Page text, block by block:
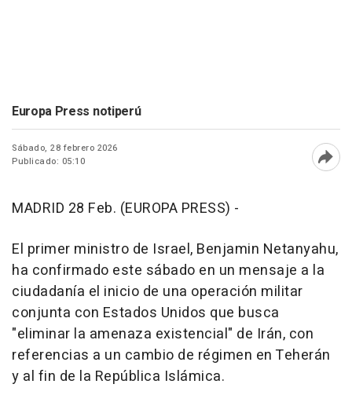
Europa Press notiperú
Sábado, 28 febrero 2026
Publicado: 05:10
MADRID 28 Feb. (EUROPA PRESS) -
El primer ministro de Israel, Benjamin Netanyahu,
ha confirmado este sábado en un mensaje a la
ciudadanía el inicio de una operación militar
conjunta con Estados Unidos que busca
"eliminar la amenaza existencial" de Irán, con
referencias a un cambio de régimen en Teherán
y al fin de la República Islámica.